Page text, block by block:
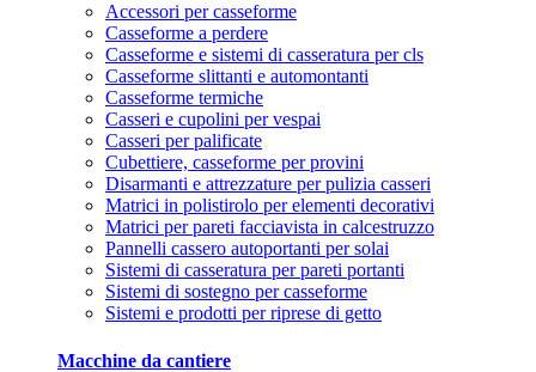
Accessori per casseforme
Casseforme a perdere
Casseforme e sistemi di casseratura per cls
Casseforme slittanti e automontanti
Casseforme termiche
Casseri e cupolini per vespai
Casseri per palificate
Cubettiere, casseforme per provini
Disarmanti e attrezzature per pulizia casseri
Matrici in polistirolo per elementi decorativi
Matrici per pareti facciavista in calcestruzzo
Pannelli cassero autoportanti per solai
Sistemi di casseratura per pareti portanti
Sistemi di sostegno per casseforme
Sistemi e prodotti per riprese di getto
Macchine da cantiere